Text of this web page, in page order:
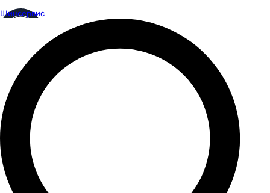
Шинсервис